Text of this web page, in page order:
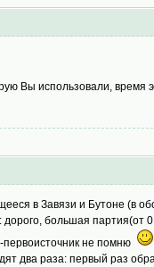
Вы использовали,
в Завязи и Бутоне (в
большая партия(от
первоисточник не помню
два раза: первый раз